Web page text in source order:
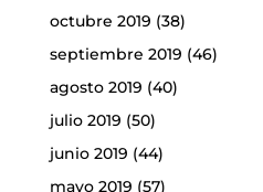
octubre 2019 (38)
septiembre 2019 (46)
agosto 2019 (40)
julio 2019 (50)
junio 2019 (44)
mayo 2019 (57)